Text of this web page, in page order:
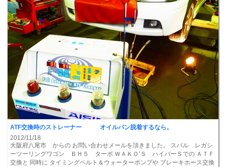
ATF交換時のストレーナー オイルパン脱着するなら。
2012/11/18
大阪府八尾市 からの お問い合わせメールを頂きました。 スバル レガシ
ーツーリングワゴン ＢＨ５ ターボ ＷＡＫＯ’Ｓ ハイパーＳでの ＡＴＦ
交換と 同時に タイミングベルト＆ウォーターポンプや ブレーキホース交換